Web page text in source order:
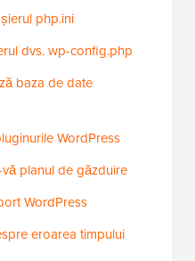
php.ini
dvs. wp-config.php
baza de date
WordPress
planul de găzduire
WordPress
eroarea timpului